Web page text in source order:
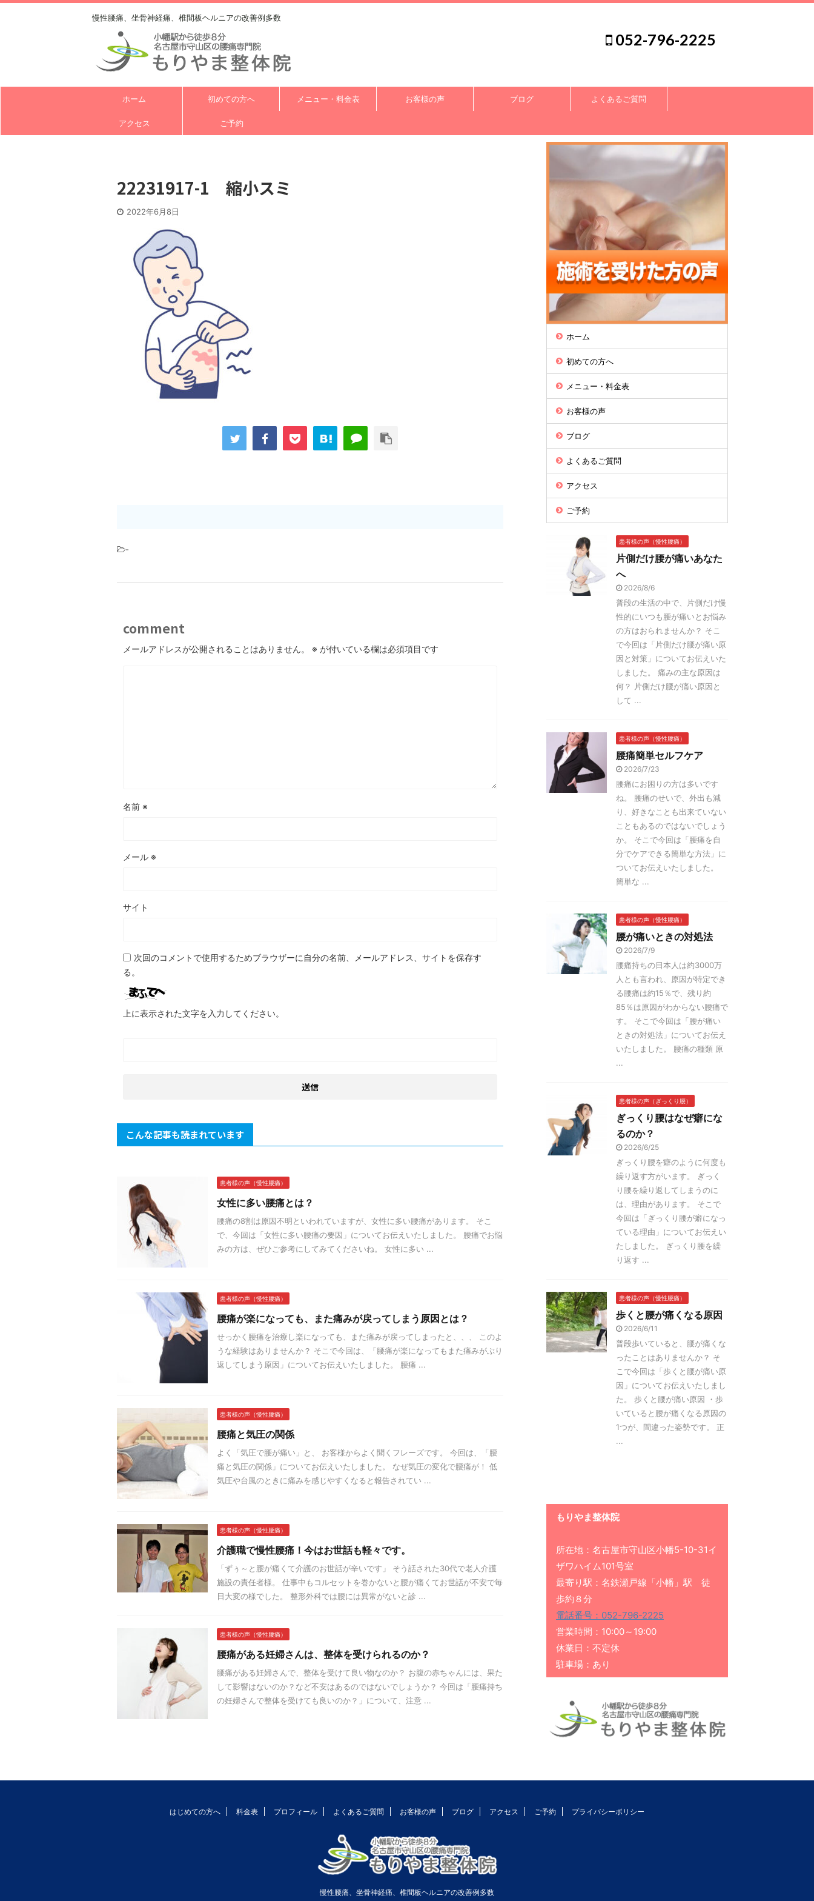
慢性腰痛、坐骨神経痛、椎間板ヘルニアの改善例多数
052-796-2225
ホーム 初めての方へ メニュー・料金表 お客様の声 ブログ よくあるご質問
アクセス ご予約
22231917-1 縮小スミ
2022年6月8日
-
comment
メールアドレスが公開されることはありません。 ※ が付いている欄は必須項目です
名前 ※
メール ※
サイト
次回のコメントで使用するためブラウザーに自分の名前、メールアドレス、サイトを保存す
る。
上に表示された文字を入力してください。
こんな記事も読まれています
患者様の声（慢性腰痛）
女性に多い腰痛とは？
腰痛の8割は原因不明といわれていますが、女性に多い腰痛があります。 そこ
で、今回は「女性に多い腰痛の要因」についてお伝えいたしました。 腰痛でお悩
みの方は、ぜひご参考にしてみてくださいね。 女性に多い ...
患者様の声（慢性腰痛）
腰痛が楽になっても、また痛みが戻ってしまう原因とは？
せっかく腰痛を治療し楽になっても、また痛みが戻ってしまったと、、、 このよ
うな経験はありませんか？ そこで今回は、「腰痛が楽になってもまた痛みがぶり
返してしまう原因」についてお伝えいたしました。 腰痛 ...
患者様の声（慢性腰痛）
腰痛と気圧の関係
よく「気圧で腰が痛い」と、 お客様からよく聞くフレーズです。 今回は、「腰
痛と気圧の関係」についてお伝えいたしました。 なぜ気圧の変化で腰痛が！ 低
気圧や台風のときに痛みを感じやすくなると報告されてい ...
患者様の声（慢性腰痛）
介護職で慢性腰痛！今はお世話も軽々です。
「ずぅ～と腰が痛くて介護のお世話が辛いです」 そう話された30代で老人介護
施設の責任者様。 仕事中もコルセットを巻かないと腰が痛くてお世話が不安で毎
日大変の様でした。 整形外科では腰には異常がないと診 ...
患者様の声（慢性腰痛）
腰痛がある妊婦さんは、整体を受けられるのか？
腰痛がある妊婦さんで、整体を受けて良い物なのか？ お腹の赤ちゃんには、果た
して影響はないのか？など不安はあるのではないでしょうか？ 今回は「腰痛持ち
の妊婦さんで整体を受けても良いのか？」について、注意 ...
ホーム
初めての方へ
メニュー・料金表
お客様の声
ブログ
よくあるご質問
アクセス
ご予約
患者様の声（慢性腰痛）
片側だけ腰が痛いあなた
へ
2026/8/6
普段の生活の中で、片側だけ慢
性的にいつも腰が痛いとお悩み
の方はおられませんか？ そこ
で今回は「片側だけ腰が痛い原
因と対策」についてお伝えいた
しました。 痛みの主な原因は
何？ 片側だけ腰が痛い原因と
して ...
患者様の声（慢性腰痛）
腰痛簡単セルフケア
2026/7/23
腰痛にお困りの方は多いです
ね。 腰痛のせいで、外出も減
り、好きなことも出来ていない
こともあるのではないでしょう
か。 そこで今回は「腰痛を自
分でケアできる簡単な方法」に
ついてお伝えいたしました。
簡単な ...
患者様の声（慢性腰痛）
腰が痛いときの対処法
2026/7/9
腰痛持ちの日本人は約3000万
人とも言われ、原因が特定でき
る腰痛は約15％で、残り約
85％は原因がわからない腰痛で
す。 そこで今回は「腰が痛い
ときの対処法」についてお伝え
いたしました。 腰痛の種類 原
...
患者様の声（ぎっくり腰）
ぎっくり腰はなぜ癖にな
るのか？
2026/6/25
ぎっくり腰を癖のように何度も
繰り返す方がいます。 ぎっく
り腰を繰り返してしまうのに
は、理由があります。 そこで
今回は「ぎっくり腰が癖になっ
ている理由」についてお伝えい
たしました。 ぎっくり腰を繰
り返す ...
患者様の声（慢性腰痛）
歩くと腰が痛くなる原因
2026/6/11
普段歩いていると、腰が痛くな
ったことはありませんか？ そ
こで今回は「歩くと腰が痛い原
因」についてお伝えいたしまし
た。 歩くと腰が痛い原因 ・歩
いていると腰が痛くなる原因の
1つが、間違った姿勢です。 正
...
もりやま整体院
所在地：名古屋市守山区小幡5-10-31イ
ザワハイム101号室
最寄り駅：名鉄瀬戸線「小幡」駅 徒
歩約８分
電話番号：052-796-2225
営業時間：10:00～19:00
休業日：不定休
駐車場：あり
はじめての方へ 料金表 プロフィール よくあるご質問 お客様の声 ブログ アクセス ご予約 プライバシーポリシー
慢性腰痛、坐骨神経痛、椎間板ヘルニアの改善例多数